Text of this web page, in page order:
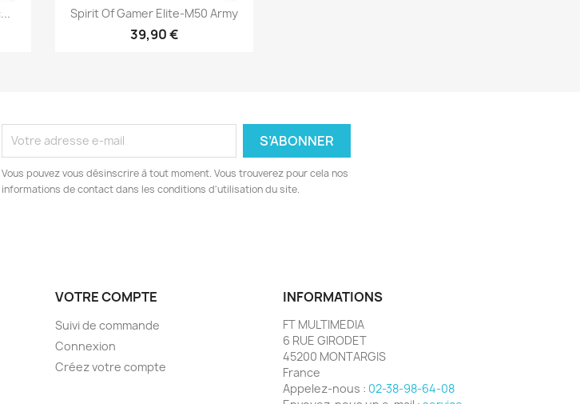
Aperçu rapide
Spirit Of Gamer Elite-M50 Army
39,90 €
Vous pouvez vous désinscrire à tout moment. Vous trouverez pour cela nos
informations de contact dans les conditions d'utilisation du site.
VOTRE COMPTE
Suivi de commande
Connexion
Créez votre compte
INFORMATIONS
FT MULTIMEDIA
6 RUE GIRODET
45200 MONTARGIS
France
Appelez-nous : 02-38-98-64-08